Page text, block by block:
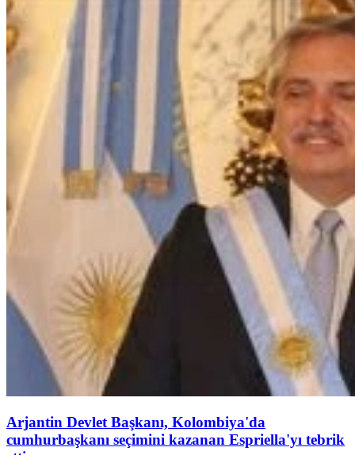
Arjantin Devlet Başkanı, Kolombiya'da
cumhurbaşkanı seçimini kazanan Espriella'yı tebrik